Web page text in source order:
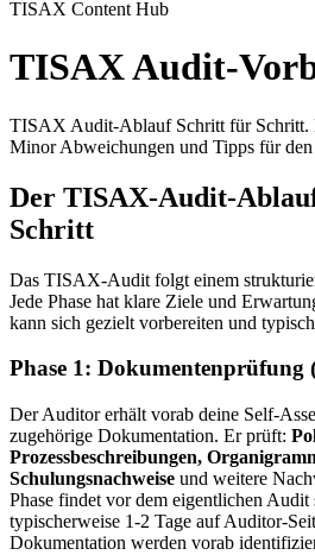
TISAX Content Hub
TISAX Audit-
TISAX Audit-Ablauf Schritt für Schritt.
Minor Abweichungen und Tipps für
Der TISAX-Audit-
Schritt
Das TISAX-Audit folgt einem
Jede Phase hat klare Ziele und
kann sich gezielt vorbereiten und
Phase 1: Dokumentenprüfung
Der Auditor erhält vorab deine Self-
zugehörige Dokumentation. Er prüft:
Prozessbeschreibungen,
Schulungsnachweise und weitere
Phase findet vor dem eigentlichen Audit
typischerweise 1-2 Tage auf Auditor-
Dokumentation werden vorab